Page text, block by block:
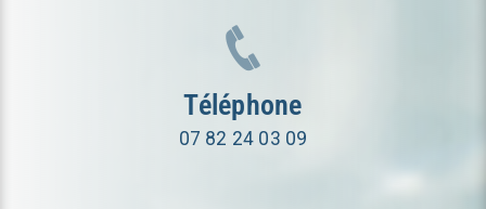
Téléphone
07 82 24 03 09